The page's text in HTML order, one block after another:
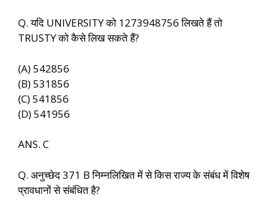
Q. यदि UNIVERSITY को 1273948756 लिखते हैं तो
TRUSTY को कैसे लिख सकते हैं?
(A) 542856
(B) 531856
(C) 541856
(D) 541956
ANS. C
Q. अनुच्छेद 371 B निम्नलिखित में से किस राज्य के संबंध में विशेष
प्रावधानों से संबंधित है?